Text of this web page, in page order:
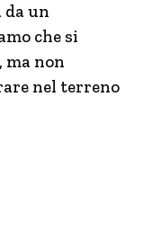
un
che si
non
nel terreno